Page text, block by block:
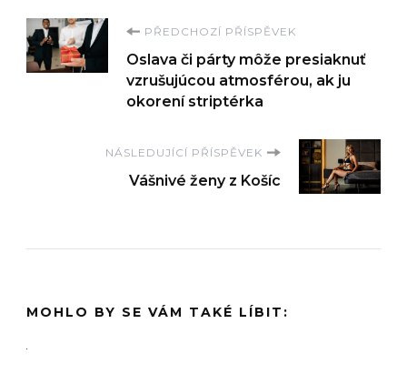
Navigace
příspěvku
PŘEDCHOZÍ PŘÍSPĚVEK
Oslava či párty môže presiaknuť
vzrušujúcou atmosférou, ak ju
okorení striptérka
NÁSLEDUJÍCÍ PŘÍSPĚVEK
Vášnivé ženy z Košíc
MOHLO BY SE VÁM TAKÉ LÍBIT: